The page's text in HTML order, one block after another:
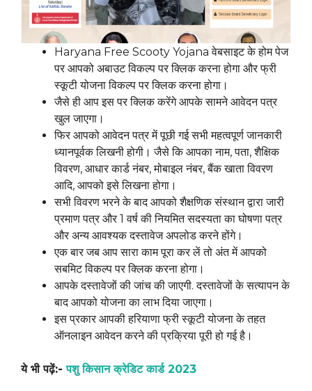
Haryana Free Scooty Yojana वेबसाइट के होम पेज
पर आपको अबाउट विकल्प पर क्लिक करना होगा और फ्री
स्कूटी योजना विकल्प पर क्लिक करना होगा।
जैसे ही आप इस पर क्लिक करेंगे आपके सामने आवेदन पत्र
खुल जाएगा।
फिर आपको आवेदन पत्र में पूछी गई सभी महत्वपूर्ण जानकारी
ध्यानपूर्वक लिखनी होगी। जैसे कि आपका नाम, पता, शैक्षिक
विवरण, आधार कार्ड नंबर, मोबाइल नंबर, बैंक खाता विवरण
आदि, आपको इसे लिखना होगा।
सभी विवरण भरने के बाद आपको शैक्षणिक संस्थान द्वारा जारी
प्रमाण पत्र और 1 वर्ष की नियमित सदस्यता का घोषणा पत्र
और अन्य आवश्यक दस्तावेज अपलोड करने होंगे।
एक बार जब आप सारा काम पूरा कर लें तो अंत में आपको
सबमिट विकल्प पर क्लिक करना होगा।
आपके दस्तावेजों की जांच की जाएगी. दस्तावेजों के सत्यापन के
बाद आपको योजना का लाभ दिया जाएगा।
इस प्रकार आपकी हरियाणा फ्री स्कूटी योजना के तहत
ऑनलाइन आवेदन करने की प्रक्रिया पूरी हो गई है।
ये भी पढ़ें:-पशु किसान क्रेडिट कार्ड 2023